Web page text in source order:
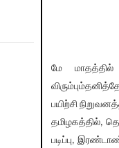
மே
பயிற்சி
தமிழகத்தில்,
படிப்பு,